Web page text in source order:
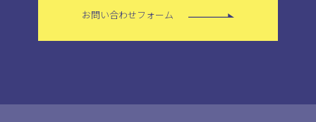
お問い合わせフォーム